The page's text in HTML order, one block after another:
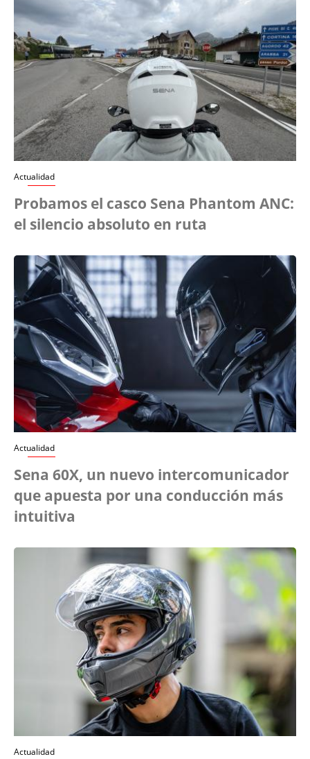
Actualidad
Probamos el casco Sena Phantom ANC:
el silencio absoluto en ruta
Actualidad
Sena 60X, un nuevo intercomunicador
que apuesta por una conducción más
intuitiva
Actualidad